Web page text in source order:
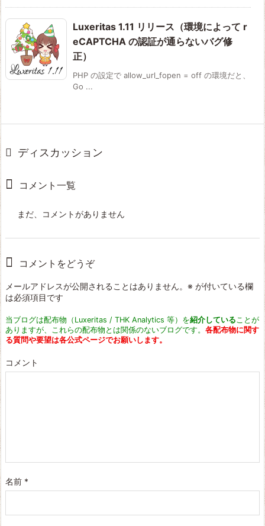
Luxeritas 1.11 リリース（環境によって r
eCAPTCHA の認証が通らないバグ修
正）
PHP の設定で allow_url_fopen = off の環境だと、
Go ...
ディスカッション
コメント一覧
まだ、コメントがありません
コメントをどうぞ
メールアドレスが公開されることはありません。 ※ が付いている欄
は必須項目です
当ブログは配布物（Luxeritas / THK Analytics 等）を紹介している ことが
ありますが、これらの配布物とは関係のないブログです。 各配布物に関す
る質問や要望は各公式ページでお願いします。
コメント
名前 *